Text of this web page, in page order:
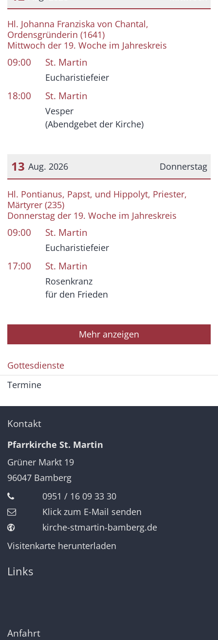
Datum: 12. August 2026
Hl. Johanna Franziska von Chantal,
Ordensgründerin (1641)
Mittwoch der 19. Woche im Jahreskreis
09:00 St. Martin
Eucharistiefeier
18:00 St. Martin
Vesper
(Abendgebet der Kirche)
Donnerstag
13 Aug. 2026
Datum: 13. August 2026
Hl. Pontianus, Papst, und Hippolyt, Priester,
Märtyrer (235)
Donnerstag der 19. Woche im Jahreskreis
09:00 St. Martin
Eucharistiefeier
17:00 St. Martin
Rosenkranz
für den Frieden
Mehr anzeigen
Gottesdienste
Termine
Kontakt
Pfarrkirche St. Martin
Grüner Markt 19
96047 Bamberg
0951 / 16 09 33 30
Klick zum E-Mail senden
kirche-stmartin-bamberg.de
Visitenkarte herunterladen
Links
Anfahrt